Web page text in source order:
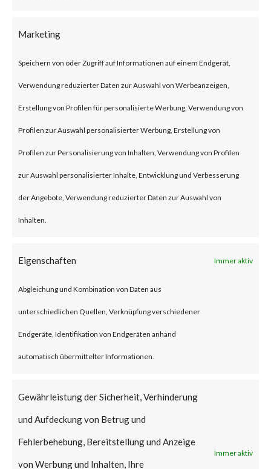
Marketing
Speichern von oder Zugriff auf Informationen auf einem Endgerät,
Verwendung reduzierter Daten zur Auswahl von Werbeanzeigen,
Erstellung von Profilen für personalisierte Werbung, Verwendung von
Profilen zur Auswahl personalisierter Werbung, Erstellung von
Profilen zur Personalisierung von Inhalten, Verwendung von Profilen
zur Auswahl personalisierter Inhalte, Entwicklung und Verbesserung
der Angebote, Verwendung reduzierter Daten zur Auswahl von
Inhalten.
Eigenschaften Immer aktiv
Abgleichung und Kombination von Daten aus
unterschiedlichen Quellen, Verknüpfung verschiedener
Endgeräte, Identifikation von Endgeräten anhand
automatisch übermittelter Informationen.
Gewährleistung der Sicherheit, Verhinderung
und Aufdeckung von Betrug und
Fehlerbehebung, Bereitstellung und Anzeige
von Werbung und Inhalten, Ihre
Immer aktiv
servers have this particular
Why is this Significant?
This is significant because the
Citrix blog acknowledged that
CVE-2023-4966 has been
exploited in the wild. Also, CISA
added the vulnerability to the
Catalog on Oct 18th.
The vulnerability was
discovered earlier by their